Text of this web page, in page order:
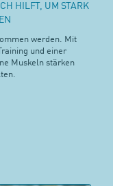
HILFT, UM STARK
werden. Mit
und einer
Muskeln stärken